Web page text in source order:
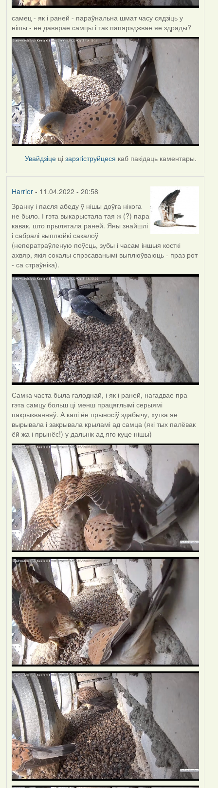
самец - як і раней - параўнальна шмат часу сядзіць у
нішы - не давярае самцы і так папярэджвае яе здрады?
Увайдзіце цізарэгіструйцеся каб пакідаць каментары.
Harrier- 11.04.2022 - 20:58
Зранку і пасля абеду ў нішы доўга нікога
не было. І гэта выкарыстала тая ж (?) пара
кавак, што прылятала раней. Яны знайшлі
і сабралі выплюйкі сакалоў
(неператраўленую поўсць, зубы і часам іншыя косткі
ахвяр, якія сокалы спрэсаванымі выплюўваюць - праз рот
- са страўніка).
Самка часта была галоднай, і як і раней, нагадвае пра
гэта самцу больш ці менш працяглымі серыямі
пакрыкванняў. А калі ён прыносіў здабычу, хутка яе
вырывала і закрывала крыламі ад самца (які тых палёвак
ёй жа і прынёс!) у дальнік ад яго куце нішы)